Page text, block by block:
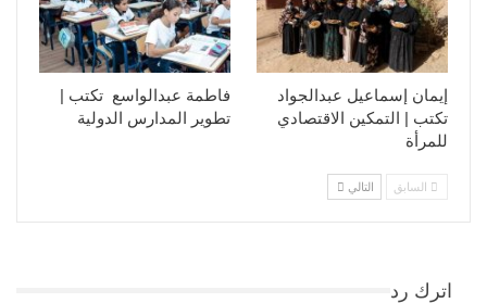
فاطمة عبدالواسع تكتب |
تطوير المدارس الدولية
إيمان إسماعيل عبدالجواد
تكتب | التمكين الاقتصادي
للمرأة
السابق التالي
اترك رد